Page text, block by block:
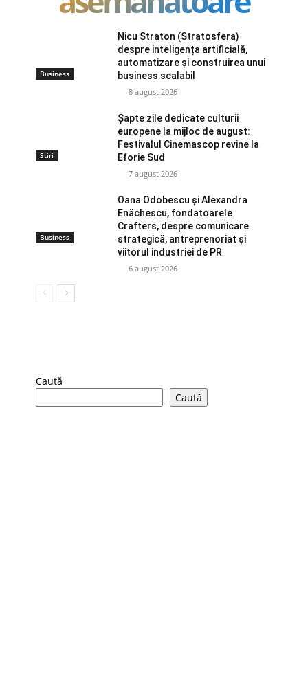
Business
Nicu Straton (Stratosfera)
despre inteligența artificială,
automatizare și construirea unui
business scalabil
8 august 2026
Stiri
Șapte zile dedicate culturii
europene la mijloc de august:
Festivalul Cinemascop revine la
Eforie Sud
7 august 2026
Business
Oana Odobescu și Alexandra
Enăchescu, fondatoarele
Crafters, despre comunicare
strategică, antreprenoriat și
viitorul industriei de PR
6 august 2026
Caută
Caută